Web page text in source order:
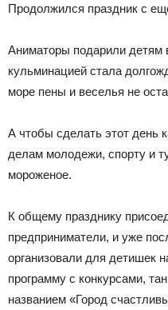
Продолжился праздник с
Аниматоры подарили детям
кульминацией стала
море пены и веселья не
А чтобы сделать этот день
делам молодежи, спорту и
мороженое.
К общему празднику
предприниматели, и уже
организовали для детишек
программу с конкурсами,
названием «Город